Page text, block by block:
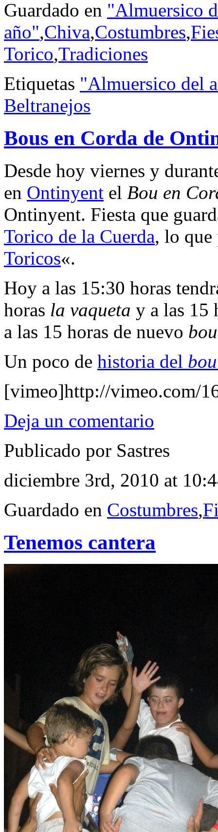
Guardado en "Almuersico
año",Chiva,Costumbres,
Torico,Tradiciones
Etiquetas "Almuersico del
Beltranejos
Bous en Corda de
Desde hoy viernes y
en Ontinyent el Bou en
Ontinyent. Fiesta que
Torico de la Cuerda, lo que
Toricos«.
Hoy a las 15:30 horas
horas la vaqueta y a las 15
a las 15 horas de nuevo
Un poco de historia del
[vimeo]http://vimeo.com/
Deja un comentario
Publicado por Sastres
diciembre 3rd, 2010 at
Guardado en Costumbres,
Tenemos cantera